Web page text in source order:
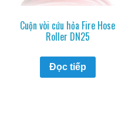
Cuộn vòi cứu hỏa Fire Hose
Roller DN25
Đọc tiếp